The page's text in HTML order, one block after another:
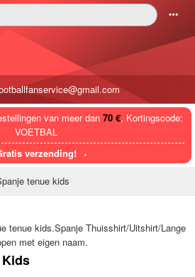
󰄒
van meer dan 70 €, Kortingscode:
VOETBAL
verzending!
tenue kids
tenue kids.Spanje Thuisshirt/Uitshirt/Lange
met eigen naam.
Kids